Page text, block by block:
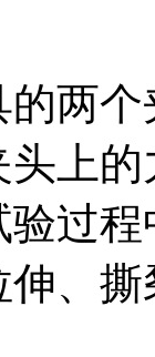
两
上
过
、